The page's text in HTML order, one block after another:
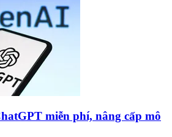
miễn phí, nâng cấp mô